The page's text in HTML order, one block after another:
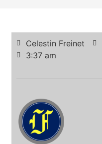
Celestin Freinet
3:37 am